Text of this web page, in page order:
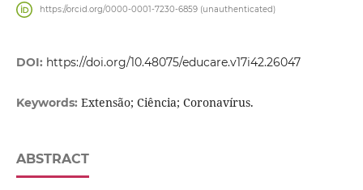
https://orcid.org/0000-0001-7230-6859 (unauthenticated)
DOI: https://doi.org/10.48075/educare.v17i42.26047
Keywords: Extensão; Ciência; Coronavírus.
ABSTRACT